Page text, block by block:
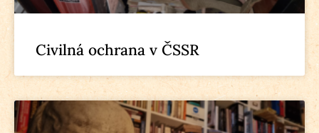
Civilná ochrana v ČSSR